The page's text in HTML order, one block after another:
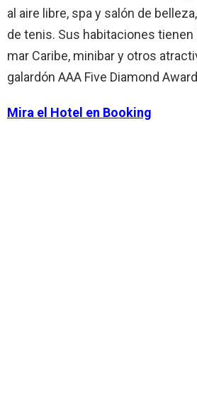
al aire libre, spa y salón de
de tenis. Sus habitaciones
mar Caribe, minibar y otros
galardón AAA Five Diamond
Mira el Hotel en Booking